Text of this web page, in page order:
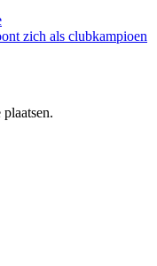
zich als clubkampioen
plaatsen.